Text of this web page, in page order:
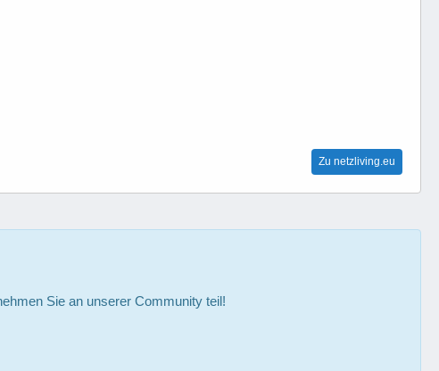
Zu netzliving.eu
Sie an unserer Community teil!